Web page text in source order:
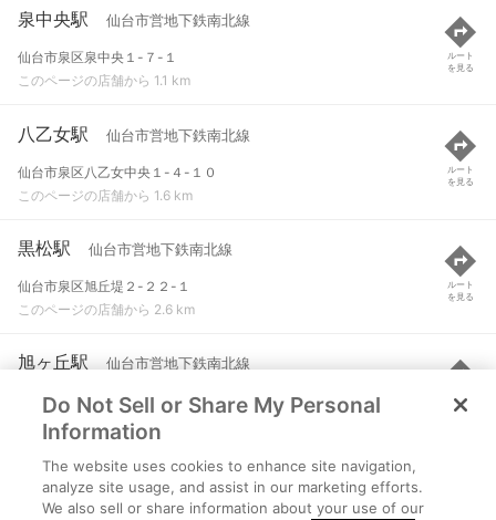
泉中央駅 仙台市営地下鉄南北線
仙台市泉区泉中央１-７-１
このページの店舗から 1.1 km
ルート
を見る
八乙女駅 仙台市営地下鉄南北線
仙台市泉区八乙女中央１-４-１０
このページの店舗から 1.6 km
ルート
を見る
黒松駅 仙台市営地下鉄南北線
仙台市泉区旭丘堤２-２２-１
このページの店舗から 2.6 km
ルート
を見る
旭ヶ丘駅 仙台市営地下鉄南北線
仙台市青葉区旭ケ丘三丁目25-15先
このページの店舗から 3.5 km
ルート
を見る
台原駅 仙台市営地下鉄南北線
仙台市青葉区台原森林公園１-１
Do Not Sell or Share My Personal
Information
The website uses cookies to enhance site navigation,
analyze site usage, and assist in our marketing efforts.
We also sell or share information about your use of our